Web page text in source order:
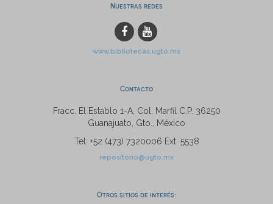
Nuestras redes
www.bibliotecas.ugto.mx
Contacto
Fracc. El Establo 1-A, Col. Marfil C.P. 36250
Guanajuato, Gto., México
Tel: +52 (473) 7320006 Ext. 5538
repositorio@ugto.mx
Otros sitios de interés: